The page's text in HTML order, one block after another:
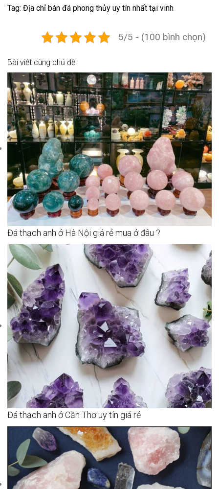
Tag: Địa chỉ bán đá phong thủy uy tín nhất tại vinh
5/5 - (100 bình chọn)
Bài viết cùng chủ đề:
Đá thạch anh ở Hà Nội giá rẻ mua ở đâu ?
Đá thạch anh ở Cần Thơ uy tín giá rẻ